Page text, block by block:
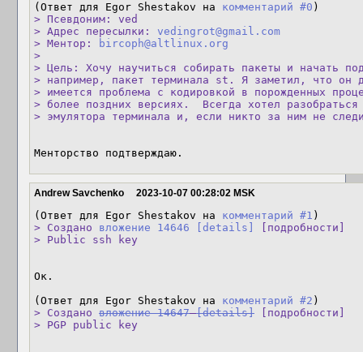
(Ответ для Egor Shestakov на комментарий #0
> Псевдоним: ved
> Адрес пересылки: vedingrot@gmail.com
> Ментор:
bircoph@altlinux.org
>
> Цель: Хочу научиться собирать пакеты и начать
> например, пакет терминала st. Я заметил, что он
> имеется проблема с кодировкой в порожденных
> более поздних версиях.  Всегда хотел разобраться
> эмулятора терминала и, если никто за ним не
Менторство подтверждаю.
Andrew Savchenko 2023-10-07 00:28:02 MSK
(Ответ для Egor Shestakov на комментарий #1
> Создано вложение 14646 [details]
[подробности]
> Public ssh key
Ок.
(Ответ для Egor Shestakov на комментарий #2
> Создано вложение 14647 [details] [подробности]
> PGP public key